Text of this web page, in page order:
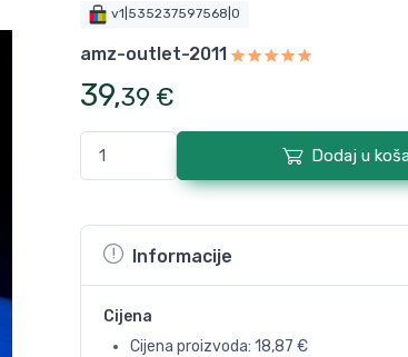
v1|535237597568|0
amz-outlet-2011
39,39 €
Dodaj u
Informacije
Cijena
Cijena proizvoda: 18,87 €